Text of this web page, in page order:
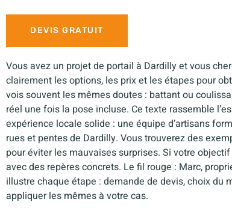
DEVIS GRATUIT
Vous avez un projet de portail à Dardilly et vous
clairement les options, les prix et les étapes pour
vois souvent les mêmes doutes : battant ou
réel une fois la pose incluse. Ce texte rassemble
expérience locale solide : une équipe d’artisans
rues et pentes de Dardilly. Vous trouverez des
pour éviter les mauvaises surprises. Si votre
avec des repères concrets. Le fil rouge : Marc,
illustre chaque étape : demande de devis, choix du
appliquer les mêmes à votre cas.